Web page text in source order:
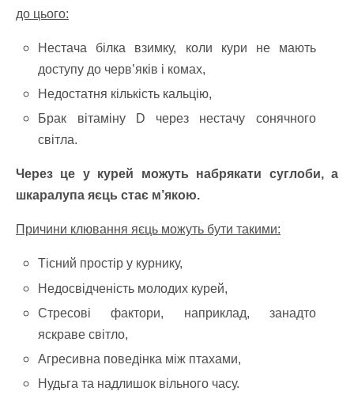
до цього:
Нестача білка взимку, коли кури не мають
доступу до черв’яків і комах,
Недостатня кількість кальцію,
Брак вітаміну D через нестачу сонячного
світла.
Через це у курей можуть набрякати суглоби, а
шкаралупа яєць стає м’якою.
Причини клювання яєць можуть бути такими:
Тісний простір у курнику,
Недосвідченість молодих курей,
Стресові фактори, наприклад, занадто
яскраве світло,
Агресивна поведінка між птахами,
Нудьга та надлишок вільного часу.